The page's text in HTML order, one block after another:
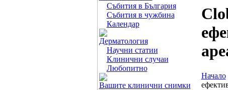
Събития в България
Събития в чужбина
Календар
Дерматология
Научни статии
Клинични случаи
Любопитно
Вашите клинични снимки
Начало